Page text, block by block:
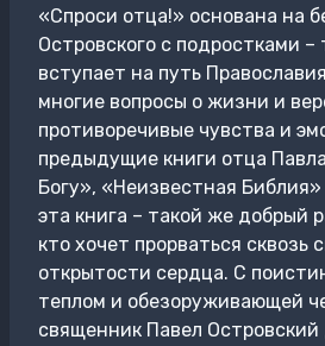
«Спроси отца!» основана на
Островского с подростками –
вступает на путь
многие вопросы о жизни и
противоречивые чувства и
предыдущие книги отца
Богу», «Неизвестная
эта книга – такой же добрый
кто хочет прорваться сквозь
открытости сердца. С
теплом и обезоруживающей
священник Павел Островский